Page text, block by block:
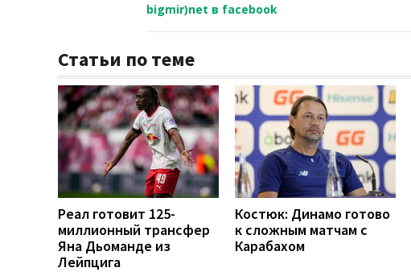
bigmir)net в facebook
Статьи по теме
Реал готовит 125-
миллионный трансфер
Яна Дьоманде из
Лейпцига
Костюк: Динамо готово
к сложным матчам с
Карабахом